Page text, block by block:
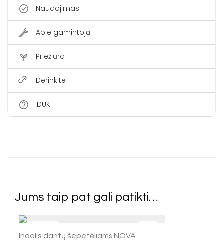
Naudojimas
Apie gamintoją
Priežiūra
Derinkite
DUK
Jums taip pat gali patikti…
Indelis dantų šepetėliams NOVA